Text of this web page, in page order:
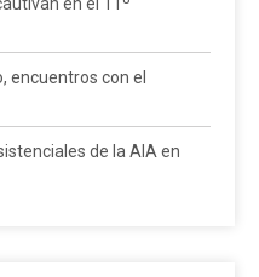
encuentros con el
de la AIA en